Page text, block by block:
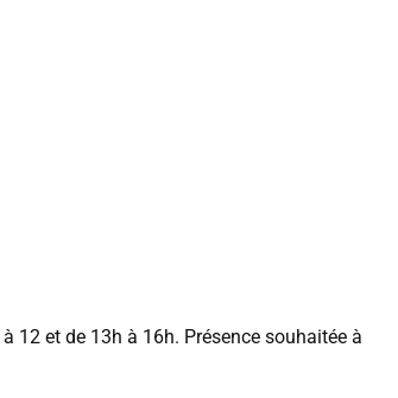
12 et de 13h à 16h. Présence souhaitée à